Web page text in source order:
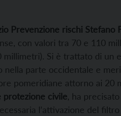
Prevenzione rischi Stefano
con valori tra 70 e 110
millimetri). Si è trattato di
parte occidentale e
pomeridiane attorno ai 20
protezione civile, ha
l’attivazione del